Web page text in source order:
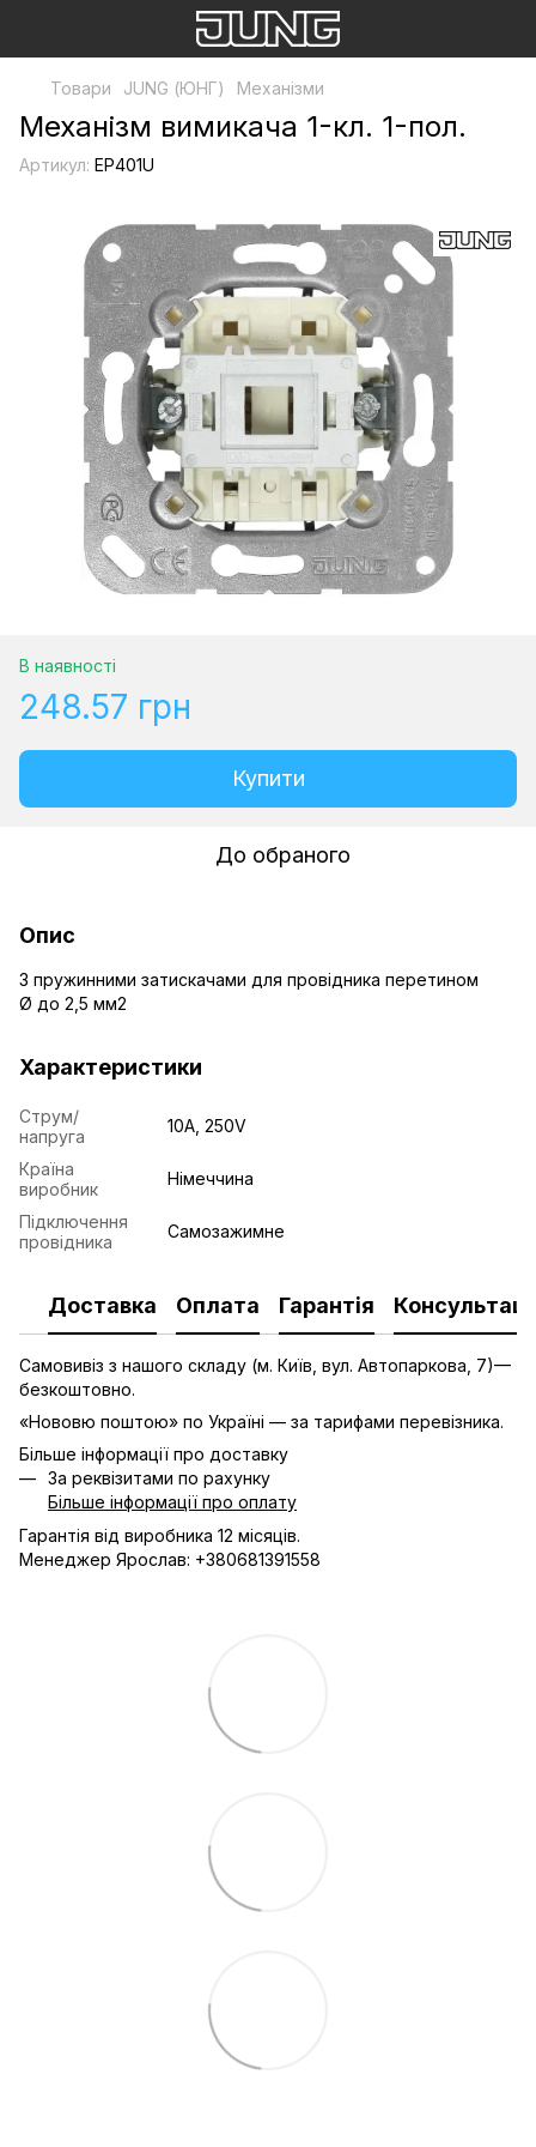
Товари JUNG (ЮНГ) Механізми
Механізм вимикача 1-кл. 1-пол.
Артикул: EP401U
В наявності
248.57 грн
Купити
До обраного
Опис
З пружинними затискачами для провідника перетином
Ø до 2,5 мм2
Характеристики
Струм/
напруга
10А, 250V
Країна
виробник
Німеччина
Підключення
провідника
Самозажимне
Доставка Оплата Гарантія
Самовивіз з нашого складу (м. Київ, вул. Автопаркова, 7)—
безкоштовно.
«Нововю поштою» по Україні — за тарифами перевізника.
Більше інформації про доставку
За реквізитами по рахунку
Більше інформації про оплату
Гарантія від виробника 12 місяців.
Менеджер Ярослав: +380681391558